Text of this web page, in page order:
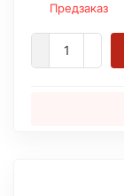
Предзаказ